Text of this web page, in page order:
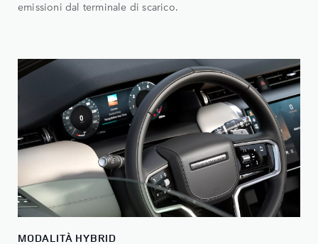
emissioni dal terminale di scarico.
MODALITÀ HYBRID